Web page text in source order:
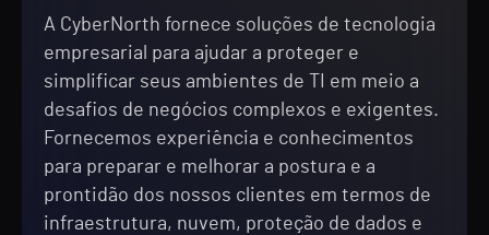
A CyberNorth fornece soluções de tecnologia
empresarial para ajudar a proteger e
simplificar seus ambientes de TI em meio a
desafios de negócios complexos e exigentes.
Fornecemos experiência e conhecimentos
para preparar e melhorar a postura e a
prontidão dos nossos clientes em termos de
infraestrutura, nuvem, proteção de dados e